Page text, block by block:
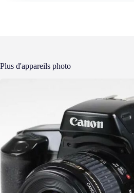
Plus d'appareils photo